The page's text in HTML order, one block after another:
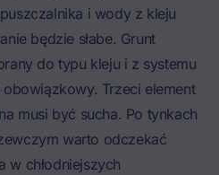
i wody z kleju
będzie słabe. Grunt
do typu kleju i z systemu
Trzeci element
musi być sucha. Po tynkach
warto odczekać
w chłodniejszych